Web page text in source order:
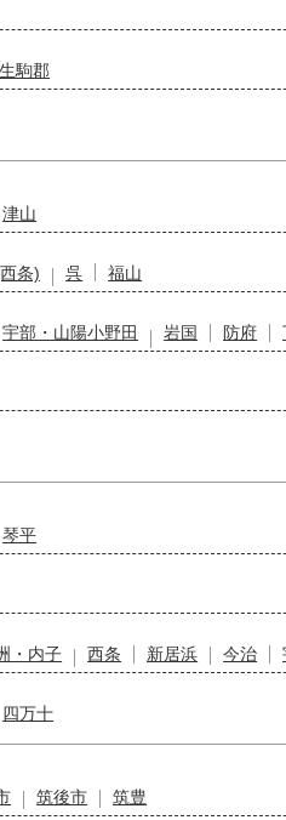
駒郡
津山
条) 呉
福山
宇部・山陽小野田 岩国 防府
琴平
・内子 西条 新居浜 今治
四万十
筑後市
筑豊